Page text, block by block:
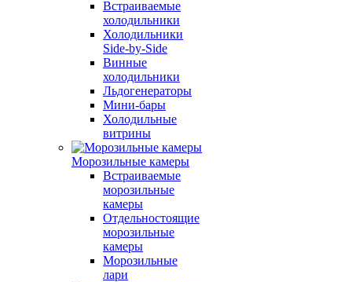
Встраиваемые
холодильники
Холодильники
Side-by-Side
Винные
холодильники
Льдогенераторы
Мини-бары
Холодильные
витрины
Морозильные камеры
Встраиваемые
морозильные
камеры
Отдельностоящие
морозильные
камеры
Морозильные
лари